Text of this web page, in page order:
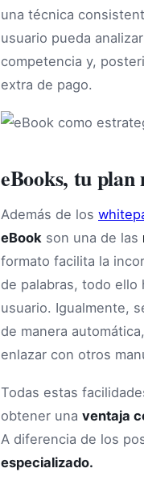
una técnica
usuario pueda
competencia y,
extra de pago.
eBooks, tu
Además de los
eBook son una de las
formato facilita la
de palabras, todo ello
usuario. Igualmente,
de manera
enlazar con otros
Todas estas
obtener una ventaja
A diferencia de los
especializado.